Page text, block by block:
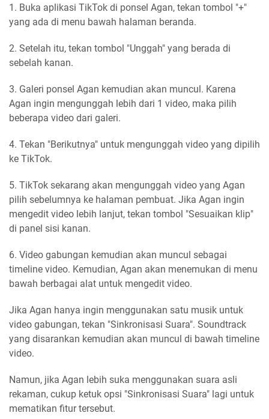
1. Buka aplikasi TikTok di ponsel Agan, tekan tombol "+"
yang ada di menu bawah halaman beranda.
2. Setelah itu, tekan tombol "Unggah" yang berada di
sebelah kanan.
3. Galeri ponsel Agan kemudian akan muncul. Karena
Agan ingin mengunggah lebih dari 1 video, maka pilih
beberapa video dari galeri.
4. Tekan "Berikutnya" untuk mengunggah video yang dipilih
ke TikTok.
5. TikTok sekarang akan mengunggah video yang Agan
pilih sebelumnya ke halaman pembuat. Jika Agan ingin
mengedit video lebih lanjut, tekan tombol "Sesuaikan klip"
di panel sisi kanan.
6. Video gabungan kemudian akan muncul sebagai
timeline video. Kemudian, Agan akan menemukan di menu
bawah berbagai alat untuk mengedit video.
Jika Agan hanya ingin menggunakan satu musik untuk
video gabungan, tekan "Sinkronisasi Suara". Soundtrack
yang disarankan kemudian akan muncul di bawah timeline
video.
Namun, jika Agan lebih suka menggunakan suara asli
rekaman, cukup ketuk opsi "Sinkronisasi Suara" lagi untuk
mematikan fitur tersebut.